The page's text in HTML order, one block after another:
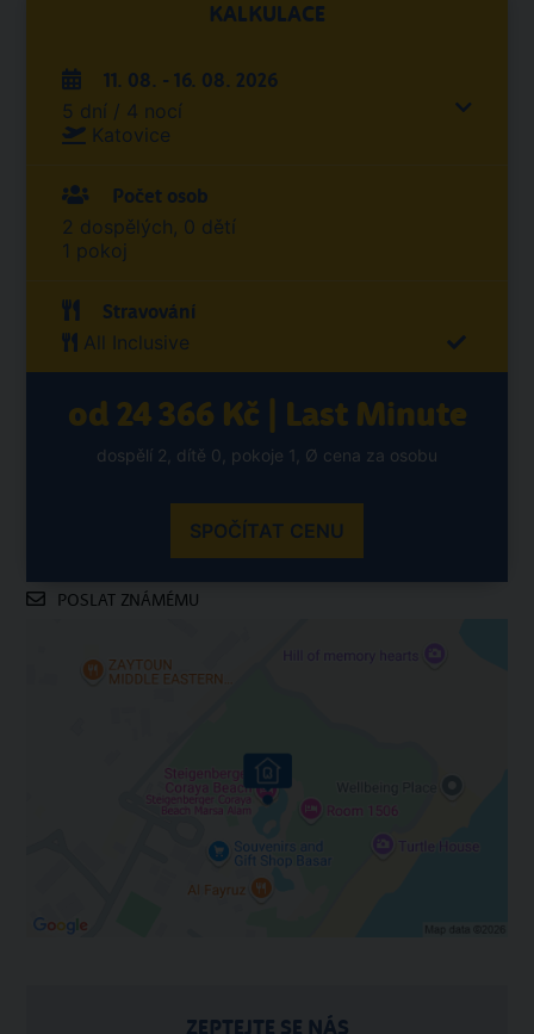
KALKULACE
11. 08. - 16. 08. 2026
5 dní / 4 nocí
Katovice
Počet osob
2 dospělých, 0 dětí
1 pokoj
Stravování
All Inclusive
od 24 366 Kč | Last Minute
dospělí 2, dítě 0, pokoje 1, Ø cena za osobu
SPOČÍTAT CENU
POSLAT ZNÁMÉMU
ZEPTEJTE SE NÁS